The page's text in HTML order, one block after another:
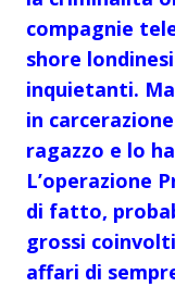
compagnie
shore
inquietanti.
in
ragazzo e lo
L’operazione
di fatto,
grossi
affari di